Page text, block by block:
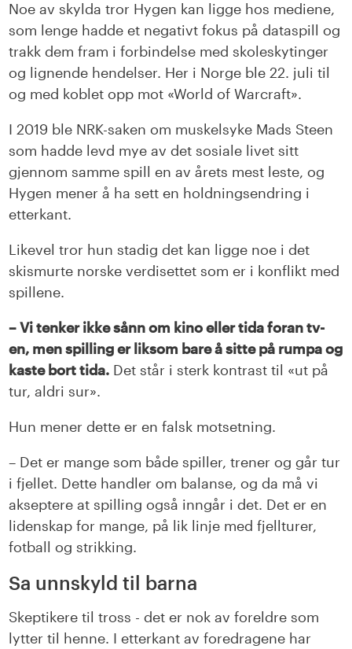
Noe av skylda tror Hygen kan ligge hos mediene,
som lenge hadde et negativt fokus på dataspill og
trakk dem fram i forbindelse med skoleskytinger
og lignende hendelser. Her i Norge ble 22. juli til
og med koblet opp mot «World of Warcraft».
I 2019 ble NRK-saken om muskelsyke Mads Steen
som hadde levd mye av det sosiale livet sitt
gjennom samme spill en av årets mest leste, og
Hygen mener å ha sett en holdningsendring i
etterkant.
Likevel tror hun stadig det kan ligge noe i det
skismurte norske verdisettet som er i konflikt med
spillene.
– Vi tenker ikke sånn om kino eller tida foran tv-
en, men spilling er liksom bare å sitte på rumpa og
kaste bort tida. Det står i sterk kontrast til «ut på
tur, aldri sur».
Hun mener dette er en falsk motsetning.
– Det er mange som både spiller, trener og går tur
i fjellet. Dette handler om balanse, og da må vi
akseptere at spilling også inngår i det. Det er en
lidenskap for mange, på lik linje med fjellturer,
fotball og strikking.
Sa unnskyld til barna
Skeptikere til tross - det er nok av foreldre som
lytter til henne. I etterkant av foredragene har